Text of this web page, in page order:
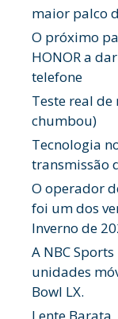
maior palco
O próximo
HONOR a
telefone
Teste real
chumbou)
Tecnologia
transmissão
O operador
foi um dos
Inverno de
A NBC
unidades
Bowl LX.